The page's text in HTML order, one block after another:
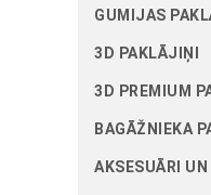
GUMIJAS
3D PAKLĀJIŅI
3D PREMIUM
BAGĀŽNIEKA
AKSESUĀRI